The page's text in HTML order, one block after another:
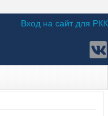
Вход на сайт для РКК